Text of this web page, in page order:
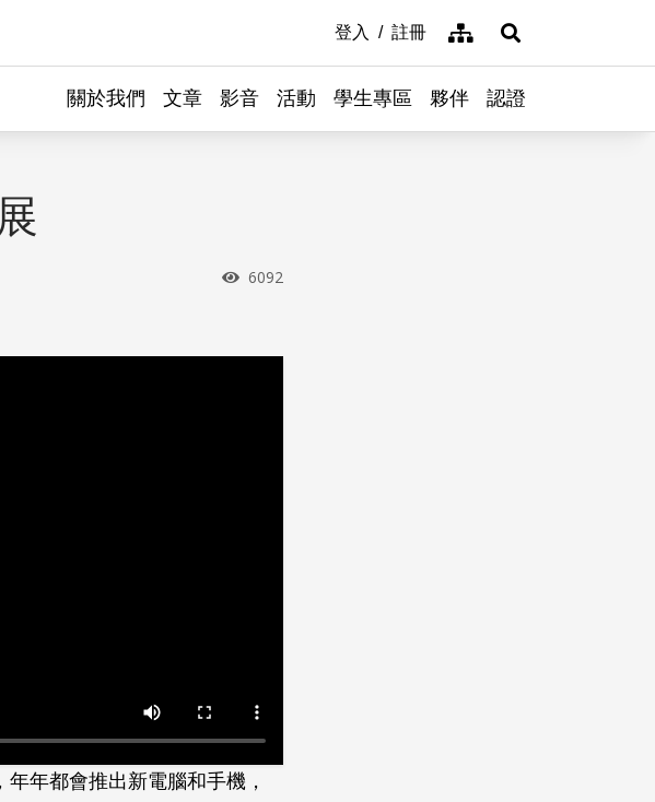
登入 註冊 網站導覽展開搜尋
關於我們 文章 影音 活動 學生專區 夥伴 認證
瀏覽次數
6092
年都會推出新電腦和手機，